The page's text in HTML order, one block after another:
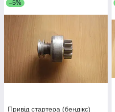
–5%
Привід стартера (бендікс)